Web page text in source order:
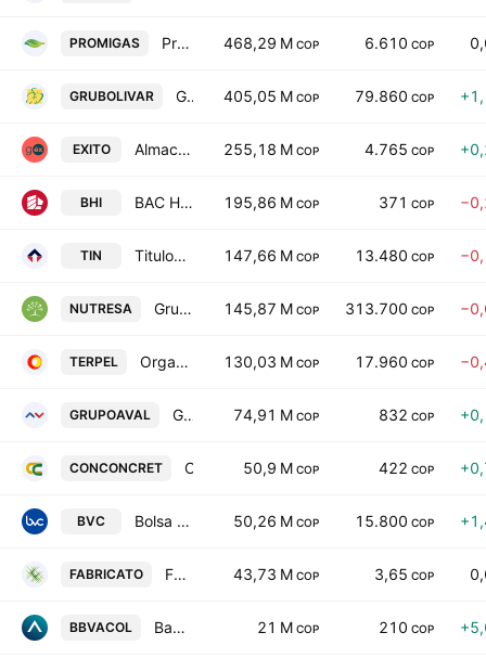
PROMIGAS Promigas SA ESP 468,29 M COP 6.610 COP
GRUBOLIVAR Grupo Bolivar SA 405,05 M COP 79.860 COP
EXITO Almacenes Exito SA 255,18 M COP 4.765 COP
BHI BAC Holding International Corp 195,86 M COP 371 COP
TIN Titulos Particpativos Titularizacion TIN 147,66 M COP 13.480 COP
NUTRESA Grupo Nutresa S.A. 145,87 M COP 313.700 COP
TERPEL Organizacion Terpel SA 130,03 M COP 17.960 COP
GRUPOAVAL Grupo Aval Acciones y Valores SA 74,91 M COP 832 COP
CONCONCRET 50,9 M COP 422 COP
BVC Bolsa de Valores de Colombia S.A. 50,26 M COP 15.800 COP
FABRICATO Fabricato S.A. 43,73 M COP 3,65 COP
BBVACOL Banco Bilbao Vizcaya Argentaria Colombia SA Class B 21 M COP 210 COP